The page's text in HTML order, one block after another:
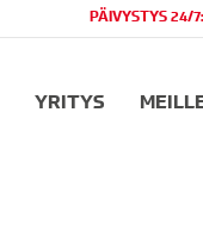
PÄIVYSTYS 24/
YRITYS